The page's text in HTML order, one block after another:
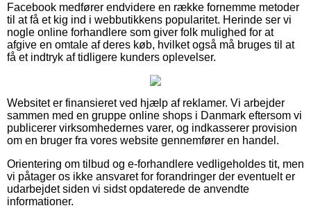
Facebook medfører endvidere en række fornemme metoder
til at få et kig ind i webbutikkens popularitet. Herinde ser vi
nogle online forhandlere som giver folk mulighed for at
afgive en omtale af deres køb, hvilket også må bruges til at
få et indtryk af tidligere kunders oplevelser.
Websitet er finansieret ved hjælp af reklamer. Vi arbejder
sammen med en gruppe online shops i Danmark eftersom vi
publicerer virksomhedernes varer, og indkasserer provision
om en bruger fra vores website gennemfører en handel.
Orientering om tilbud og e-forhandlere vedligeholdes tit, men
vi påtager os ikke ansvaret for forandringer der eventuelt er
udarbejdet siden vi sidst opdaterede de anvendte
informationer.